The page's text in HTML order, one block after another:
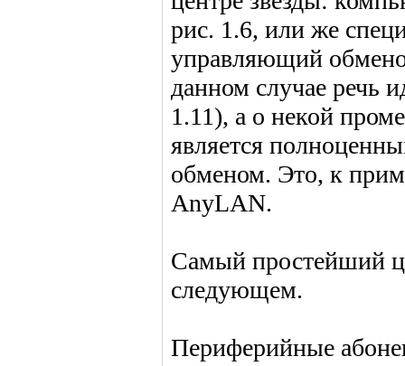
рис. 1.6, или же
управляющий
данном случае речь
1.11), а о некой
является
обменом. Это, к
AnyLAN.
Самый простейший
следующем.
Периферийные